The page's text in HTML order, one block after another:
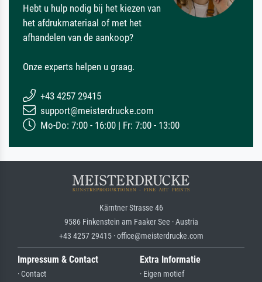
Hebt u hulp nodig bij het kiezen van
het afdrukmateriaal of met het
afhandelen van de aankoop?
Onze experts helpen u graag.
+43 4257 29415
support@meisterdrucke.com
Mo-Do: 7:00 - 16:00 | Fr: 7:00 - 13:00
Kärntner Strasse 46
9586 Finkenstein am Faaker See · Austria
+43 4257 29415 · office@meisterdrucke.com
Impressum & Contact
· Contact
Extra Informatie
· Eigen motief